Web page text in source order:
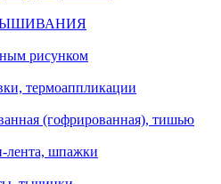
рисунком
термоаппликации
(гофрированная), тишью
лента, шпажки